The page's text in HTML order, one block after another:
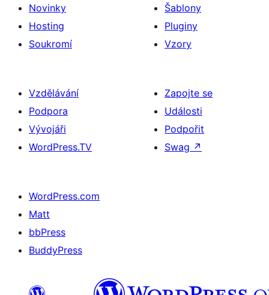
Novinky
Hosting
Soukromí
Šablony
Pluginy
Vzory
Vzdělávání
Podpora
Vývojáři
WordPress.TV
Zapojte se
Události
Podpořit
Swag ↗
WordPress.com
Matt
bbPress
BuddyPress